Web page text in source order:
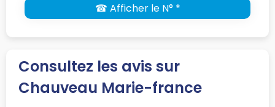
☎ Afficher le N° *
Consultez les avis sur
Chauveau Marie-france